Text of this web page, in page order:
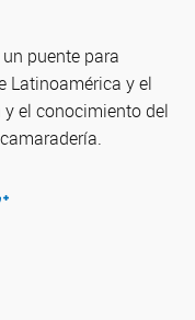
puente para
Latinoamérica y el
el conocimiento del